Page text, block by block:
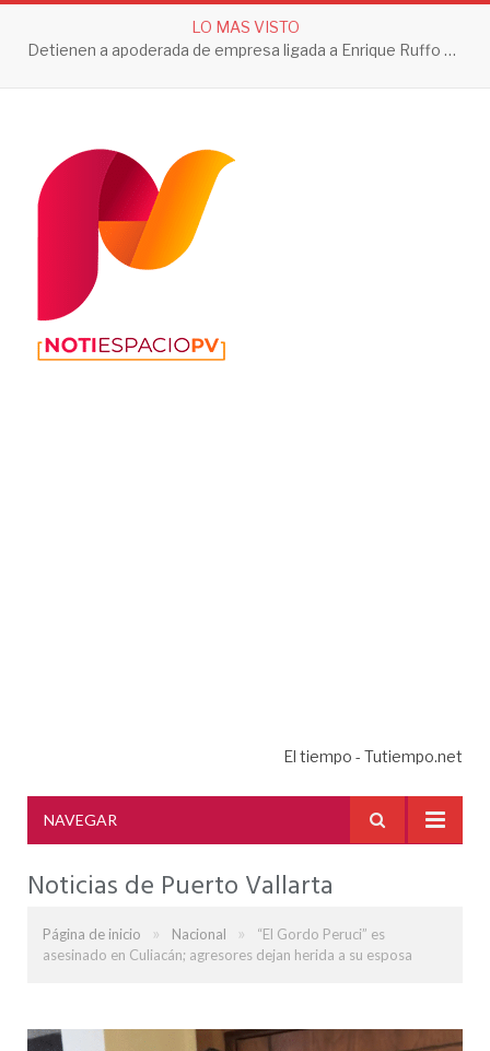
LO MAS VISTO
Detienen a apoderada de empresa ligada a Enrique Ruffo por investigación de Huachicol Fiscal
El tiempo - Tutiempo.net
NAVEGAR
Noticias de Puerto Vallarta
Página de inicio » Nacional »
“El Gordo Peruci” es
asesinado en Culiacán; agresores dejan herida a su esposa